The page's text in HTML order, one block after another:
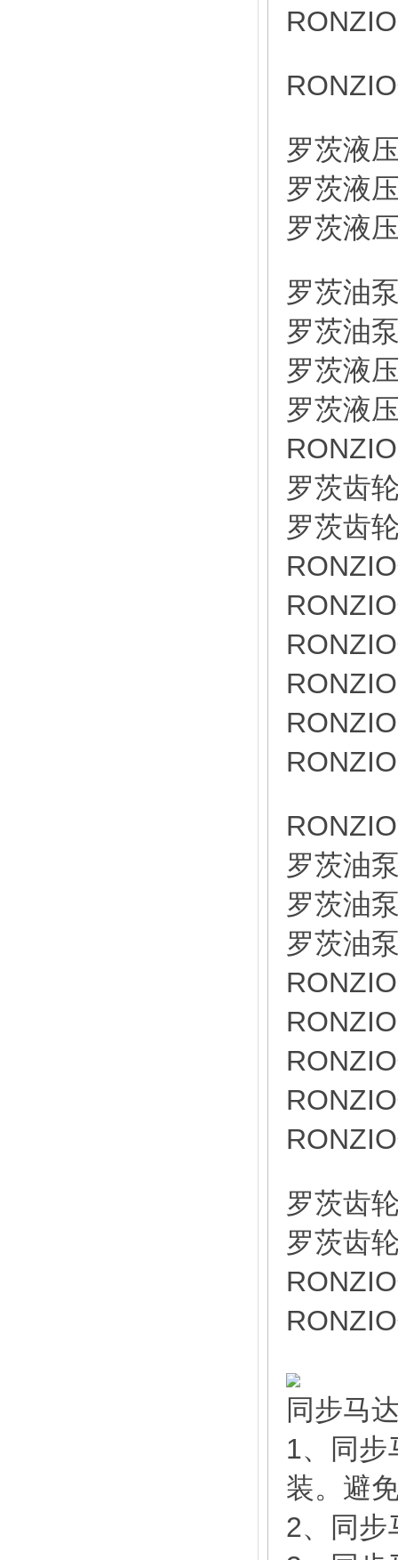
罗茨液
罗茨液
罗茨液
罗茨油
罗茨油
罗茨液
罗茨液
罗茨齿
罗茨齿
罗茨油
罗茨油
罗茨油
罗茨齿
罗茨齿
同步马
1、同步
装。避
2、同步